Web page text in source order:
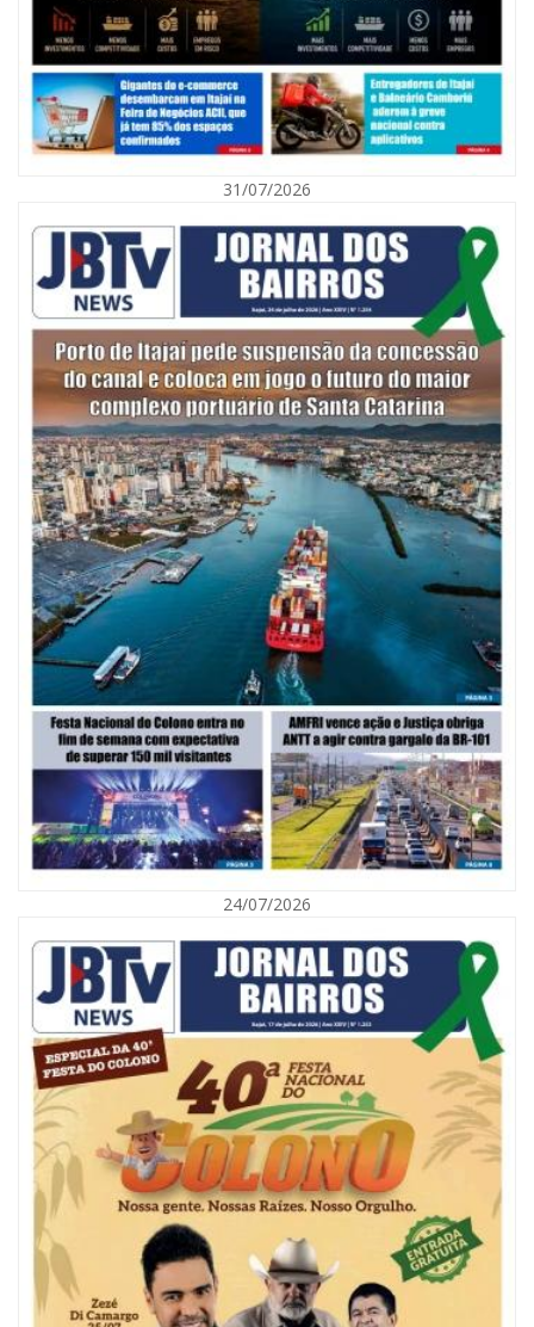
Defesa Civil de Itajaí alerta para chuva, ventos fortes e queda de
temperatura
ITAJAÍ
06/08/2026 | 10:02
Audiência pública debate Programa Municipal de Habitação de Interesse
Social em Itajaí
31/07/2026
24/07/2026